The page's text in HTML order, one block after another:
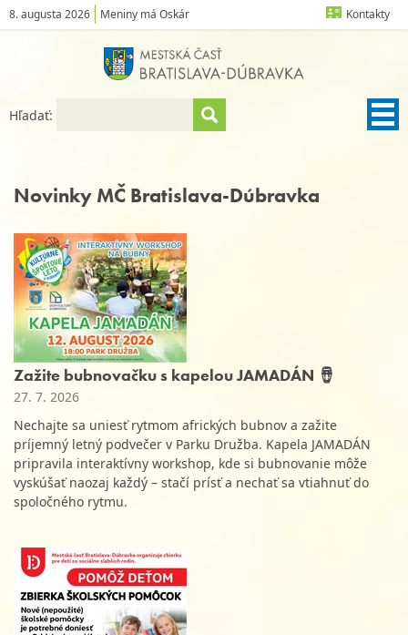
8. augusta 2026 Meniny má Oskár Kontakty
Hľadať:
Novinky MČ Bratislava-Dúbravka
Zažite bubnovačku s kapelou JAMADÁN 🪘
27. 7. 2026
Nechajte sa uniesť rytmom afrických bubnov a zažite
príjemný letný podvečer v Parku Družba. Kapela JAMADÁN
pripravila interaktívny workshop, kde si bubnovanie môže
vyskúšať naozaj každý – stačí prísť a nechať sa vtiahnuť do
spoločného rytmu.